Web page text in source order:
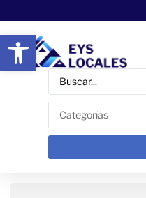
Abrir barra de herramientas